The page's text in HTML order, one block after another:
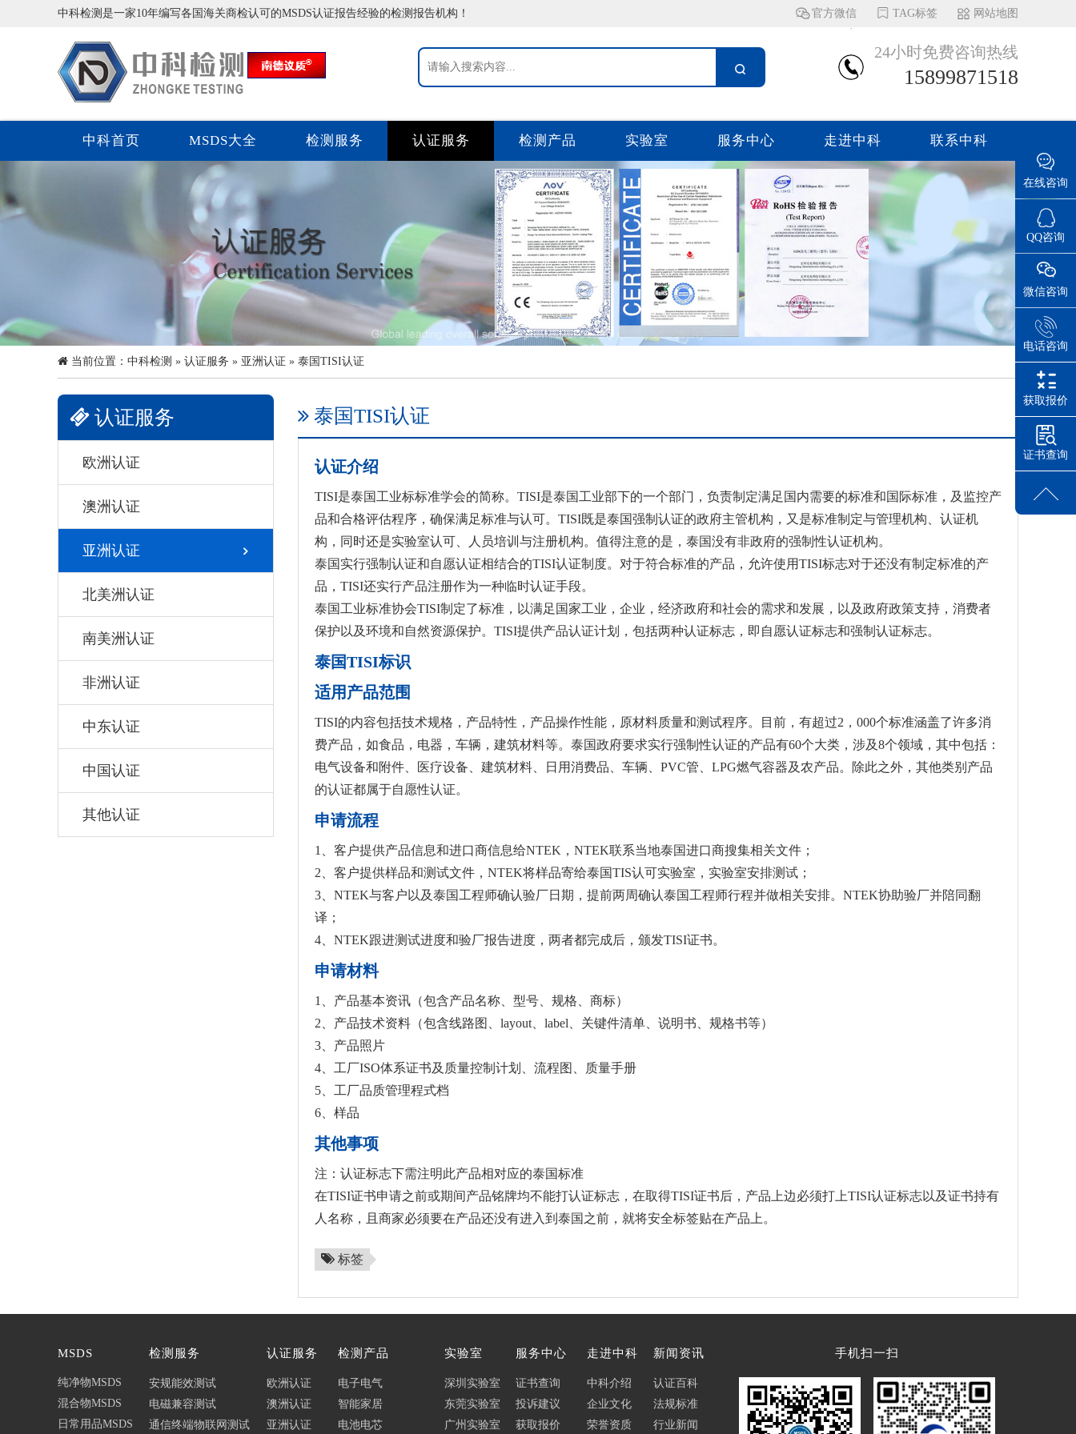
中科检测是一家10年编写各国海关商检认可的MSDS认证报告经验的检测报告机构！ 官方微信 TAG标签 网站地图
24小时免费咨询热线
15899871518
中科首页 MSDS大全 检测服务 认证服务 检测产品 实验室 服务中心 走进中科 联系中科
当前位置： 中科检测 » 认证服务 » 亚洲认证 » 泰国TISI认证
认证服务
欧洲认证
澳洲认证
亚洲认证
北美洲认证
南美洲认证
非洲认证
中东认证
中国认证
其他认证
泰国TISI认证
认证介绍
TISI是泰国工业标标准学会的简称。TISI是泰国工业部下的一个部门，负责制定满足国内需要的标准和国际标准，及监控产
品和合格评估程序，确保满足标准与认可。TISI既是泰国强制认证的政府主管机构，又是标准制定与管理机构、认证机
构，同时还是实验室认可、人员培训与注册机构。值得注意的是，泰国没有非政府的强制性认证机构。
泰国实行强制认证和自愿认证相结合的TISI认证制度。对于符合标准的产品，允许使用TISI标志对于还没有制定标准的产
品，TISI还实行产品注册作为一种临时认证手段。
泰国工业标准协会TISI制定了标准，以满足国家工业，企业，经济政府和社会的需求和发展，以及政府政策支持，消费者
保护以及环境和自然资源保护。TISI提供产品认证计划，包括两种认证标志，即自愿认证标志和强制认证标志。
泰国TISI标识
适用产品范围
TISI的内容包括技术规格，产品特性，产品操作性能，原材料质量和测试程序。目前，有超过2，000个标准涵盖了许多消
费产品，如食品，电器，车辆，建筑材料等。泰国政府要求实行强制性认证的产品有60个大类，涉及8个领域，其中包括：
电气设备和附件、医疗设备、建筑材料、日用消费品、车辆、PVC管、LPG燃气容器及农产品。除此之外，其他类别产品
的认证都属于自愿性认证。
申请流程
1、客户提供产品信息和进口商信息给NTEK，NTEK联系当地泰国进口商搜集相关文件；
2、客户提供样品和测试文件，NTEK将样品寄给泰国TIS认可实验室，实验室安排测试；
3、NTEK与客户以及泰国工程师确认验厂日期，提前两周确认泰国工程师行程并做相关安排。NTEK协助验厂并陪同翻
译；
4、NTEK跟进测试进度和验厂报告进度，两者都完成后，颁发TISI证书。
申请材料
1、产品基本资讯（包含产品名称、型号、规格、商标）
2、产品技术资料（包含线路图、layout、label、关键件清单、说明书、规格书等）
3、产品照片
4、工厂ISO体系证书及质量控制计划、流程图、质量手册
5、工厂品质管理程式档
6、样品
其他事项
注：认证标志下需注明此产品相对应的泰国标准
在TISI证书申请之前或期间产品铭牌均不能打认证标志，在取得TISI证书后，产品上边必须打上TISI认证标志以及证书持有
人名称，且商家必须要在产品还没有进入到泰国之前，就将安全标签贴在产品上。
标签
MSDS
纯净物MSDS
混合物MSDS
日常用品MSDS
检测服务
安规能效测试
电磁兼容测试
通信终端物联网测试
认证服务
欧洲认证
澳洲认证
亚洲认证
检测产品
电子电气
智能家居
电池电芯
实验室
深圳实验室
东莞实验室
广州实验室
服务中心
证书查询
投诉建议
获取报价
走进中科
中科介绍
企业文化
荣誉资质
新闻资讯
认证百科
法规标准
行业新闻
手机扫一扫
在线咨询
QQ咨询
微信咨询
电话咨询
获取报价
证书查询